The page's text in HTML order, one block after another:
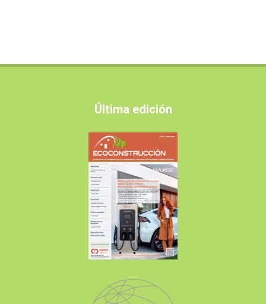
Última edición